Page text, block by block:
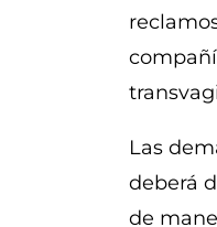
Las
deberá
de